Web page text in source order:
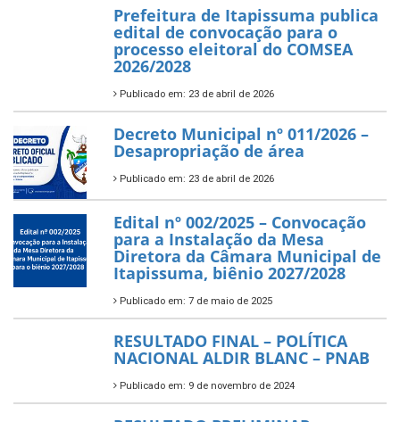
Prefeitura de Itapissuma publica
edital de convocação para o
processo eleitoral do COMSEA
2026/2028
Publicado em: 23 de abril de 2026
Decreto Municipal nº 011/2026 –
Desapropriação de área
Publicado em: 23 de abril de 2026
Edital nº 002/2025 – Convocação
para a Instalação da Mesa
Diretora da Câmara Municipal de
Itapissuma, biênio 2027/2028
Publicado em: 7 de maio de 2025
RESULTADO FINAL – POLÍTICA
NACIONAL ALDIR BLANC – PNAB
Publicado em: 9 de novembro de 2024